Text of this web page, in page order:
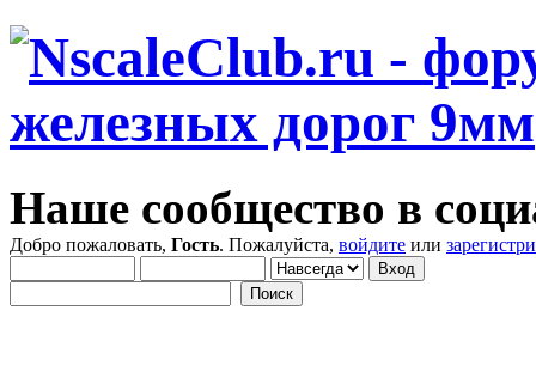
Наше сообщество в
Добро пожаловать, Гость. Пожалуйста, войдите или